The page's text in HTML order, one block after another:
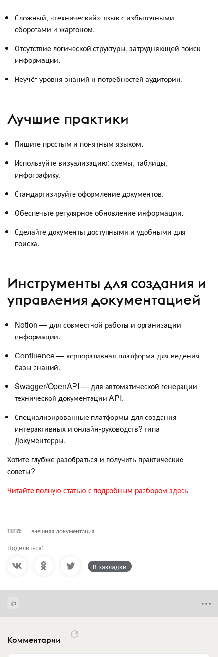
Сложный, «технический» язык с избыточными
оборотами и жаргоном.
Отсутствие логической структуры, затрудняющей поиск
информации.
Неучёт уровня знаний и потребностей аудитории.
Лучшие практики
Пишите простым и понятным языком.
Используйте визуализацию: схемы, таблицы,
инфографику.
Стандартизируйте оформление документов.
Обеспечьте регулярное обновление информации.
Сделайте документы доступными и удобными для
поиска.
Инструменты для создания и
управления документацией
Notion — для совместной работы и организации
информации.
Confluence — корпоративная платформа для ведения
базы знаний.
Swagger/OpenAPI — для автоматической генерации
технической документации API.
Специализированные платформы для создания
интерактивных и онлайн-руководств? типа
Документерры.
Хотите глубже разобраться и получить практические
советы?
Читайте полную статью с подробным разбором здесь
ТЕГИ: внешняя документация
Поделиться:
В закладки
Комментарии